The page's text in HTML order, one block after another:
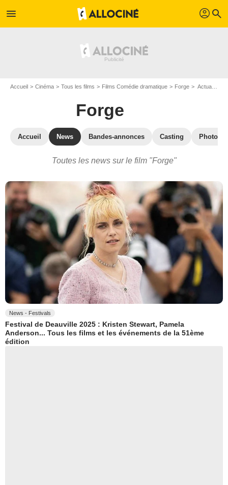
menu profil search
Accueil Cinéma Tous les films Films Comédie dramatique Forge Actualités Forge
Forge
Accueil News Bandes-annonces Casting Photos
Toutes les news sur le film "Forge"
News - Festivals
Festival de Deauville 2025 : Kristen Stewart, Pamela
Anderson... Tous les films et les événements de la 51ème
édition